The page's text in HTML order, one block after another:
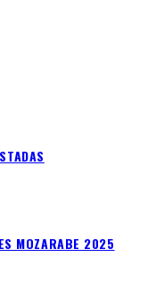
MOZARABE 2025